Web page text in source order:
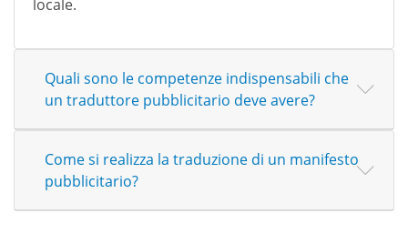
locale.
Quali sono le competenze indispensabili che
un traduttore pubblicitario deve avere?
Come si realizza la traduzione di un manifesto
pubblicitario?